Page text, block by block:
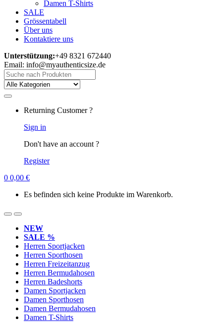
Damen T-Shirts
SALE
Grössentabell
Über uns
Kontaktiere uns
Unterstützung:+49 8321 672440
Email: info@myauthenticsize.de
Search
for:
Returning Customer ?
Sign in
Don't have an account ?
Register
0 0,00 €
Es befinden sich keine Produkte im Warenkorb.
NEW
SALE %
Herren Sportjacken
Herren Sporthosen
Herren Freizeitanzug
Herren Bermudahosen
Herren Badeshorts
Damen Sportjacken
Damen Sporthosen
Damen Bermudahosen
Damen T-Shirts